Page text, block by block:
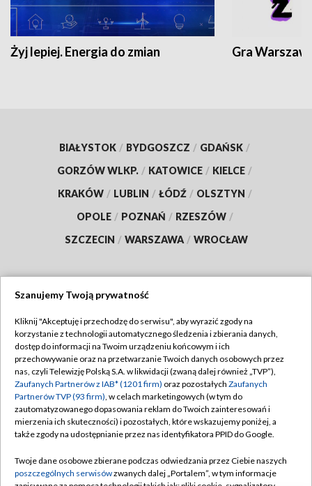
Żyj lepiej. Energia do zmian Gra
BIAŁYSTOK / BYDGOSZCZ / GDAŃSK /
GORZÓW WLKP. / KATOWICE / KIELCE /
KRAKÓW / LUBLIN / ŁÓDŹ / OLSZTYN /
OPOLE / POZNAŃ / RZESZÓW /
SZCZECIN / WARSZAWA / WROCŁAW
TVP
Abonament TVP
Emisja w TVP
Centrum informacji TVP
Naziemna Telewizja Cyfrowa
Rada Programowa
Regulamin TVP
Polityka prywatności
Moje zgody
Pomoc
Kontakt
Szanujemy Twoją prywatność
Kliknij "Akceptuję i przechodzę do serwisu", aby wyrazić zgody na
korzystanie z technologii automatycznego śledzenia i zbierania danych,
dostęp do informacji na Twoim urządzeniu końcowym i ich
przechowywanie oraz na przetwarzanie Twoich danych osobowych przez
nas, czyli Telewizję Polską S.A. w likwidacji (zwaną dalej również „TVP”),
Zaufanych Partnerów z IAB* (1201 firm) oraz pozostałych Zaufanych
Partnerów TVP (93 firm), w celach marketingowych (w tym do
zautomatyzowanego dopasowania reklam do Twoich zainteresowań i
mierzenia ich skuteczności) i pozostałych, które wskazujemy poniżej, a
także zgody na udostępnianie przez nas identyfikatora PPID do Google.
Twoje dane osobowe zbierane podczas odwiedzania przez Ciebie naszych
poszczególnych serwisówzwanych dalej „Portalem”, w tym informacje